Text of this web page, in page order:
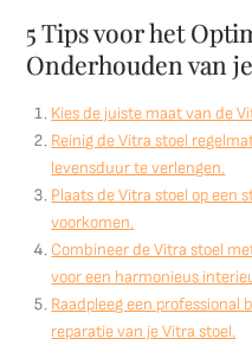
5 Tips voor het
Onderhouden van
Kies de juiste maat van de
Reinig de Vitra stoel
levensduur te verlengen.
Plaats de Vitra stoel op een
voorkomen.
Combineer de Vitra stoel
voor een harmonieus
Raadpleeg een
reparatie van je Vitra stoel.